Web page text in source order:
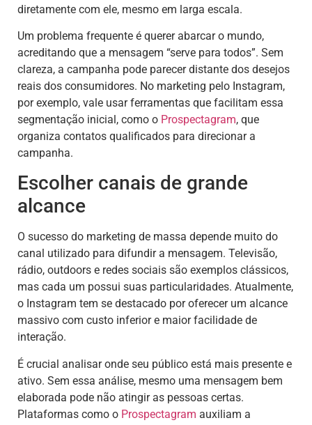
diretamente com ele, mesmo em larga escala.
Um problema frequente é querer abarcar o mundo,
acreditando que a mensagem “serve para todos”. Sem
clareza, a campanha pode parecer distante dos desejos
reais dos consumidores. No marketing pelo Instagram,
por exemplo, vale usar ferramentas que facilitam essa
segmentação inicial, como o Prospectagram, que
organiza contatos qualificados para direcionar a
campanha.
Escolher canais de grande
alcance
O sucesso do marketing de massa depende muito do
canal utilizado para difundir a mensagem. Televisão,
rádio, outdoors e redes sociais são exemplos clássicos,
mas cada um possui suas particularidades. Atualmente,
o Instagram tem se destacado por oferecer um alcance
massivo com custo inferior e maior facilidade de
interação.
É crucial analisar onde seu público está mais presente e
ativo. Sem essa análise, mesmo uma mensagem bem
elaborada pode não atingir as pessoas certas.
Plataformas como o Prospectagram auxiliam a